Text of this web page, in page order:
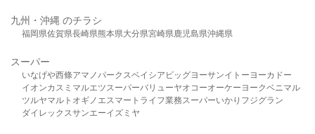
九州・沖縄 のチラシ
福岡県佐賀県長崎県熊本県大分県宮崎県鹿児島県沖縄県
スーパー
いなげや西條アマノパークスベイシア ビッグヨーサンイトーヨーカドー
イオンカスミ マルエツスーパーバリューヤオコーオーケー ヨークベニマル
ツルヤマルト オギノ エスマート ライフ業務スーパーいかり フジグラン
ダイレックスサンエーイズミヤ